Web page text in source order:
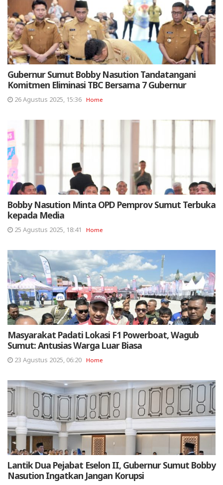
Gubernur Sumut Bobby Nasution Tandatangani
Komitmen Eliminasi TBC Bersama 7 Gubernur
26 Agustus 2025, 15:36 Home
Bobby Nasution Minta OPD Pemprov Sumut Terbuka
kepada Media
25 Agustus 2025, 18:41 Home
Masyarakat Padati Lokasi F1 Powerboat, Wagub
Sumut: Antusias Warga Luar Biasa
23 Agustus 2025, 06:20 Home
Lantik Dua Pejabat Eselon II, Gubernur Sumut Bobby
Nasution Ingatkan Jangan Korupsi